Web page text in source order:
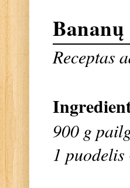
Receptas
900 g
1